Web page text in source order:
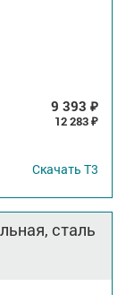
9 393 ₽
12 283 ₽
Скачать Т3
сталь